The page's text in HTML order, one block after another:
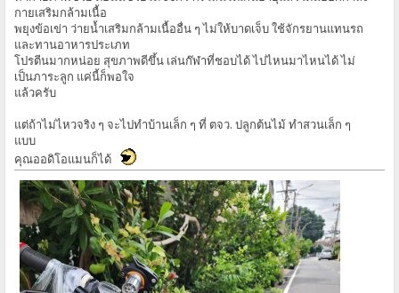
กายเสริมกล้ามเนื้อ
พยุงข้อเข่า ว่ายน้ำเสริมกล้ามเนื้ออื่น ๆ ไม่ให้บาดเจ็บ ใช้จักรยานแทนรถ
และทานอาหารประเภท
โปรตีนมากหน่อย สุขภาพดีขึ้น เล่นก๊ฬาที่ชอบได้ ไปไหนมาไหนได้ ไม่
เป็นภาระลูก แค่นี้ก็พอใจ
แล้วครับ
แต่ถ้าไม่ไหวจริง ๆ จะไปทำบ้านเล็ก ๆ ที่ ตจว. ปลูกต้นไม้ ทำสวนเล็ก ๆ
แบบ
คุณออดิโอแมนก็ได้